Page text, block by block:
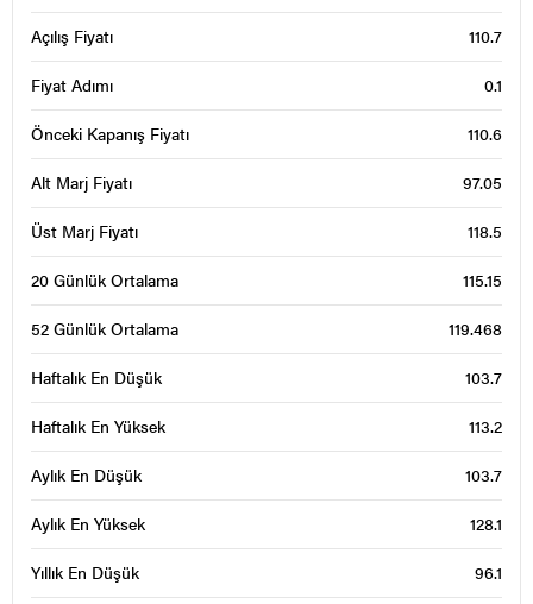
Açılış Fiyatı 110.7
Fiyat Adımı 0.1
Önceki Kapanış Fiyatı 110.6
Alt Marj Fiyatı 97.05
Üst Marj Fiyatı 118.5
20 Günlük Ortalama 115.15
52 Günlük Ortalama 119.468
Haftalık En Düşük 103.7
Haftalık En Yüksek 113.2
Aylık En Düşük 103.7
Aylık En Yüksek 128.1
Yıllık En Düşük 96.1